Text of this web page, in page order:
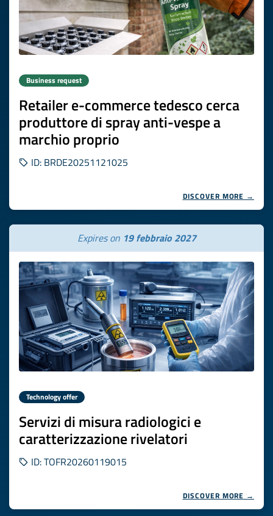
Business request
Retailer e-commerce tedesco cerca
produttore di spray anti-vespe a
marchio proprio
ID: BRDE20251121025
DISCOVER MORE →
Expires on 19 febbraio 2027
Technology offer
Servizi di misura radiologici e
caratterizzazione rivelatori
ID: TOFR20260119015
DISCOVER MORE →